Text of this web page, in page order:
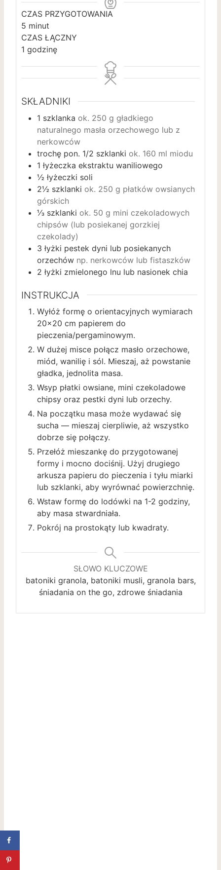
CZAS PRZYGOTOWANIA
5 m
i
n
minut
CZAS ŁĄCZNY
1 g
i
n
godzinę
SKŁADNIKI
1 szklanka ok. 250 g gładkiego
naturalnego masła orzechowego lub z
nerkowców
trochę pon. 1/2 szklanki ok. 160 ml miodu
1 łyżeczka ekstraktu waniliowego
½ łyżeczki soli
2½ szklanki ok. 250 g płatków owsianych
górskich
⅓ szklanki ok. 50 g mini czekoladowych
chipsów (lub posiekanej gorzkiej
czekolady)
3 łyżki pestek dyni lub posiekanych
orzechów np. nerkowców lub fistaszków
2 łyżki zmielonego lnu lub nasionek chia
INSTRUKCJA
Wyłóż formę o orientacyjnych wymiarach
20×20 cm papierem do
pieczenia/pergaminowym.
W dużej misce połącz masło orzechowe,
miód, wanilię i sól. Mieszaj, aż powstanie
gładka, jednolita masa.
Wsyp płatki owsiane, mini czekoladowe
chipsy oraz pestki dyni lub orzechy.
Na początku masa może wydawać się
sucha — mieszaj cierpliwie, aż wszystko
dobrze się połączy.
Przełóż mieszankę do przygotowanej
formy i mocno dociśnij. Użyj drugiego
arkusza papieru do pieczenia i tyłu miarki
lub szklanki, aby wyrównać powierzchnię.
Wstaw formę do lodówki na 1-2 godziny,
aby masa stwardniała.
Pokrój na prostokąty lub kwadraty.
SŁOWO KLUCZOWE
batoniki granola, batoniki musli, granola bars,
śniadania on the go, zdrowe śniadania